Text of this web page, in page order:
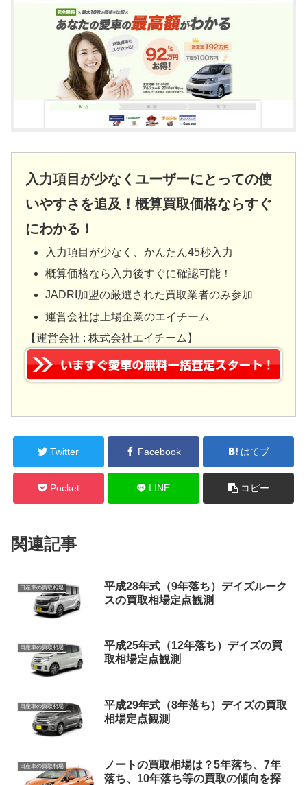
入力項目が少なくユーザーにとっての使
いやすさを追及！概算買取価格ならすぐ
にわかる！
入力項目が少なく、かんたん45秒入力
概算価格なら入力後すぐに確認可能！
JADRI加盟の厳選された買取業者のみ参加
運営会社は上場企業のエイチーム
【運営会社 : 株式会社エイチーム】
Twitter Facebook はてブ
Pocket LINE コピー
関連記事
日産車の買取相場
平成28年式（9年落ち）デイズルーク
スの買取相場定点観測
日産車の買取相場
平成25年式（12年落ち）デイズの買
取相場定点観測
日産車の買取相場
平成29年式（8年落ち）デイズの買取
相場定点観測
日産車の買取相場
ノートの買取相場は？5年落ち、7年
落ち、10年落ち等の買取の傾向を探